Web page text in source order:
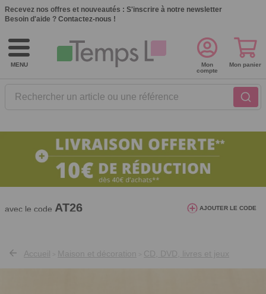
Recevez nos offres et nouveautés : S'inscrire à notre newsletter
Besoin d'aide ? Contactez-nous !
MENU
Rechercher un article ou une référence
Mon
compte
Mon panier
10€ de réduction dès 40€ d'achat. Offre
valable du 03/08/2026 au 12/08/2026.
avec le code AT26 AJOUTER LE CODE
Accueil Maison et décoration CD, DVD, livres et jeux